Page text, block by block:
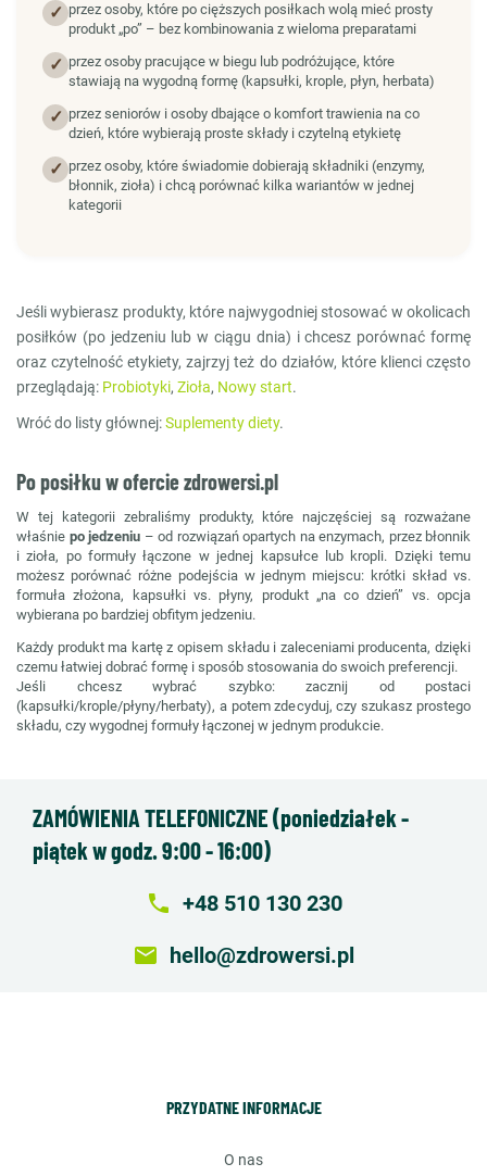
✓ przez osoby, które po cięższych posiłkach wolą mieć prosty
produkt „po” – bez kombinowania z wieloma preparatami
✓ przez osoby pracujące w biegu lub podróżujące, które
stawiają na wygodną formę (kapsułki, krople, płyn, herbata)
✓ przez seniorów i osoby dbające o komfort trawienia na co
dzień, które wybierają proste składy i czytelną etykietę
✓ przez osoby, które świadomie dobierają składniki (enzymy,
błonnik, zioła) i chcą porównać kilka wariantów w jednej
kategorii
Jeśli wybierasz produkty, które najwygodniej stosować w okolicach
posiłków (po jedzeniu lub w ciągu dnia) i chcesz porównać formę
oraz czytelność etykiety, zajrzyj też do działów, które klienci często
przeglądają: Probiotyki, Zioła, Nowy start.
Wróć do listy głównej:Suplementy diety.
Po posiłku w ofercie zdrowersi.pl
W tej kategorii zebraliśmy produkty, które najczęściej są rozważane
właśnie po jedzeniu – od rozwiązań opartych na enzymach, przez błonnik
i zioła, po formuły łączone w jednej kapsułce lub kropli. Dzięki temu
możesz porównać różne podejścia w jednym miejscu: krótki skład vs.
formuła złożona, kapsułki vs. płyny, produkt „na co dzień” vs. opcja
wybierana po bardziej obfitym jedzeniu.
Każdy produkt ma kartę z opisem składu i zaleceniami producenta, dzięki
czemu łatwiej dobrać formę i sposób stosowania do swoich preferencji.
Jeśli chcesz wybrać szybko: zacznij od postaci
(kapsułki/krople/płyny/herbaty), a potem zdecyduj, czy szukasz prostego
składu, czy wygodnej formuły łączonej w jednym produkcie.
ZAMÓWIENIA TELEFONICZNE (poniedziałek -
piątek w godz. 9:00 - 16:00)
local_phone +48 510 130 230
email hello@zdrowersi.pl
PRZYDATNE INFORMACJE
o nas